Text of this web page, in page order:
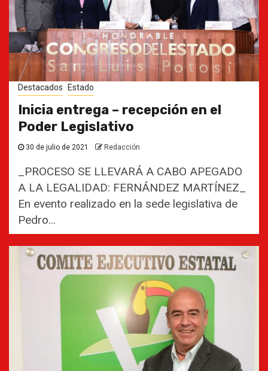
Destacados Estado
Inicia entrega – recepción en el
Poder Legislativo
30 de julio de 2021 Redacción
_PROCESO SE LLEVARÁ A CABO APEGADO
A LA LEGALIDAD: FERNÁNDEZ MARTÍNEZ_
En evento realizado en la sede legislativa de
Pedro...